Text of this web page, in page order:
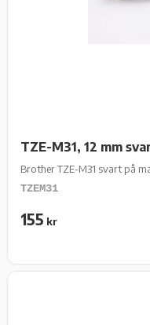
TZE-M31, 12 mm
Brother TZE-M31 svart på
TZEM31
155 kr